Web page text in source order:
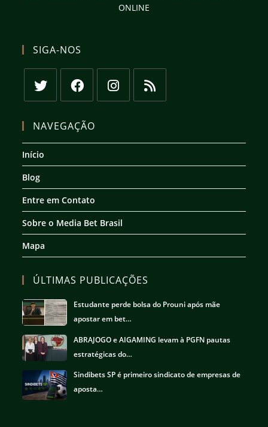
ONLINE
SIGA-NOS
em
nova
aba
em
aba
aba
aba
NAVEGAÇÃO
Início
Blog
Entre em Contato
Sobre o Media Bet Brasil
Mapa
ÚLTIMAS PUBLICAÇÕES
Estudante perde bolsa do Prouni após mãe
apostar em bet…
ABRAJOGO e AIGAMING levam à PGFN pautas
estratégicas do…
Sindibets SP é primeiro sindicato de empresas de
aposta…